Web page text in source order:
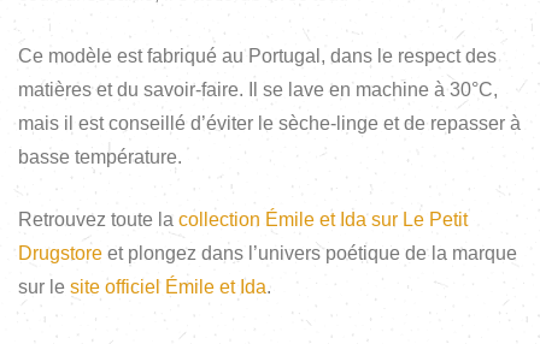
Ce modèle est fabriqué au Portugal, dans le respect des
matières et du savoir-faire. Il se lave en machine à 30°C,
mais il est conseillé d’éviter le sèche-linge et de repasser à
basse température.
Retrouvez toute la collection Émile et Ida sur Le Petit
Drugstore et plongez dans l’univers poétique de la marque
sur le site officiel Émile et Ida.